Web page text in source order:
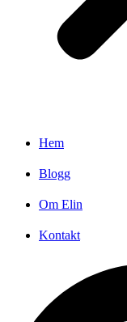
Hem
Blogg
Om Elin
Kontakt